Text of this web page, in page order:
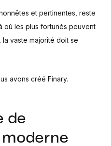
et pertinentes, reste
où les plus fortunés peuvent
vaste majorité doit se
avons créé Finary.
de